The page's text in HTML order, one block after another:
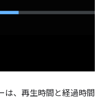
は、再生時間と経過時間